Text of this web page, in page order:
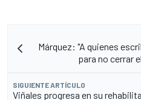
Márquez: "A quienes
para no cerrar
SIGUIENTE ARTÍCULO
Viñales progresa en su